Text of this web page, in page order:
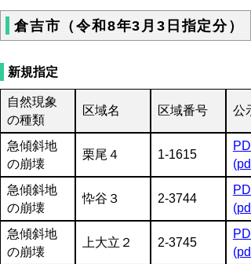
倉吉市（令和8年3月3日指定分）
新規指定
自然現象
の種類
区域名 区域番号 公
急傾斜地
の崩壊
栗尾４ 1-1615
急傾斜地
の崩壊
忰谷３ 2-3744
急傾斜地
の崩壊
上大立２ 2-3745